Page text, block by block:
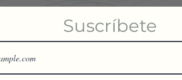
Suscríbete